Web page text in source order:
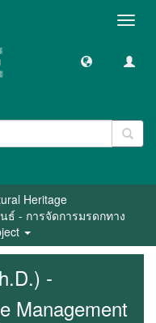
Heritage
ธ์ - การจัดการมรดกทาง
-
Management